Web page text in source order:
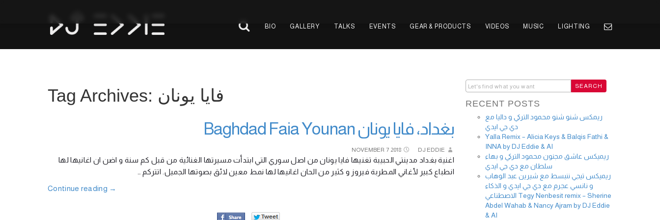
BIO GALLERY TALKS EVENTS GEAR & PRODUCTS VIDEOS MUSIC LIGHTING
Tag Archives: فايا يونان
بغداد، فايا يونان Baghdad Faia Younan
NOVEMBER 7 2018 DJ EDDIE
اغنية بغداد مدينتي الحبيبة تغنيها فايا يونان من اصل سوري التي ابتدأت مسيرتها الغنائية من قبل كم سنة و اضن ان اغانيها لها
انطباع كبير لأغاني المطربة فيروز و كثير من الحان اغانيها لها نمط معين لائق بصوتها الجميل. اتتركم …
Continue reading →
RECENT POSTS
ريمكس شنو شنو محمود التركي و داليا مع
دي جي ايدي
Yalla Remix – Alicia Keys & Balqis Fathi &
INNA by DJ Eddie & AI
ريميكس عاشق مجنون محمود التركي و بهاء
سلطان مع دي جي ايدي
ريميكس تيجي ننبسط مع شيرين عبد الوهاب
و نانسي عجرم مع دي جي ايدي و الذكاء
الاصطناعي Tegy Nenbesit remix – Sherine
Abdel Wahab & Nancy Ajram by DJ Eddie
& AI